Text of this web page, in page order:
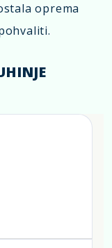
oprema